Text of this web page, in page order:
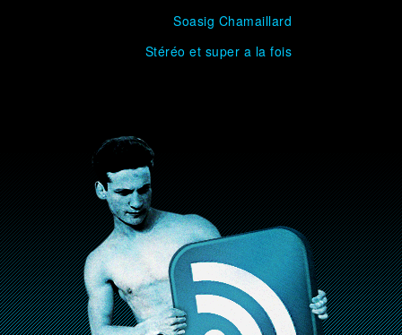
Soasig Chamaillard
Stéréo et super a la fois